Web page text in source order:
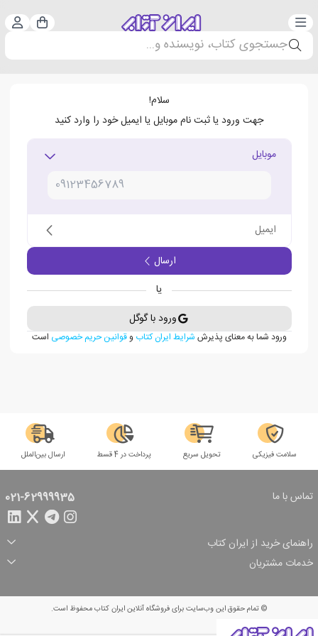
دسته‌بندی سبد
جستجوی کتاب، نویسنده و...
سلام!
جهت ورود یا ثبت نام موبایل یا ایمیل خود را وارد کنید
موبایل
ایمیل
ارسال
یا
ورود با گوگل
ورود شما به معنای پذیرش شرایط ایران کتاب وقوانین حریم خصوصی است
سلامت فیزیکی تحویل سریع پرداخت در 4 قسط ارسال بین‌الملل
تماس با ما 021-62999935
راهنمای خرید از ایران کتاب
ثبت سفارش
شرایط ارسال سفارش
شیوه پرداخت
تخفیف‌های خرید
خدمات مشتریان
© تمام حقوق این وب‌سایت برای فروشگاه آنلاین ایران کتاب محفوظ است.